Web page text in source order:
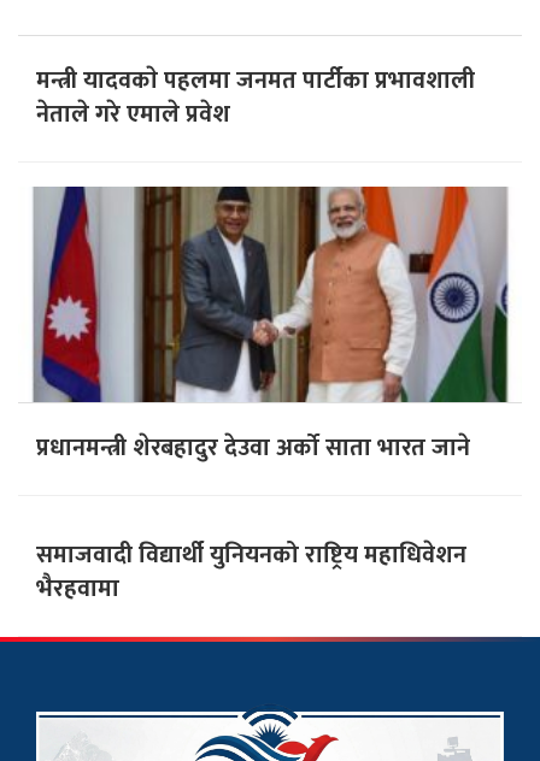
मन्त्री यादवकाे पहलमा जनमत पार्टीका प्रभावशाली
नेताले गरे एमाले प्रवेश
प्रधानमन्त्री शेरबहादुर देउवा अर्को साता भारत जाने
समाजवादी विद्यार्थी युनियनको राष्ट्रिय महाधिवेशन
भैरहवामा